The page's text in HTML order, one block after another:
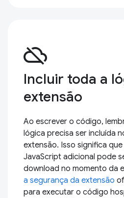
cloud_off
Incluir toda a
extensão
Ao escrever o código,
lógica precisa ser incluída
extensão. Isso significa
JavaScript adicional pode
download no momento da
a segurança da extensão
para executar o código